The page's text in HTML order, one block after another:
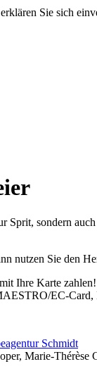
Sie sich
Sprit, sondern
nutzen Sie den
Ihre Karte zahlen!
EC-
Schmidt
Marie-